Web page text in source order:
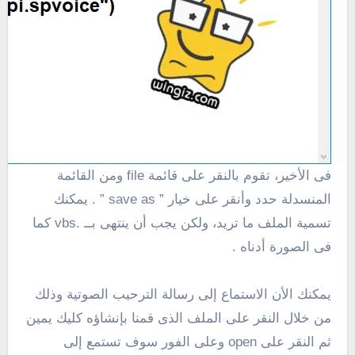
فى الأخير، تقوم بالنقر على قائمة file ومن القائمة
المنسدلة حدد وأنقر على خيار ” save as ” .
يمكنك
تسمية الملف ما تريد، ولكن يجب أن ينتهى بــ .vbs
كما
فى الصورة أدناه .
يمكنك الأن الاستماع إلى رسالة الترحيب الصوتية وذلك
من خلال النقر على الملف الذى قمنا بإنشاؤه كليك يمين
ثم النقر على open وعلى الفور سوف تستمع إلى